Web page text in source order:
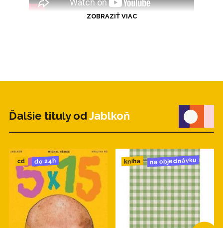
ZOBRAZIŤ VIAC
Ďalšie tituly od Jablkoň
cd do 24h kniha na objednávku